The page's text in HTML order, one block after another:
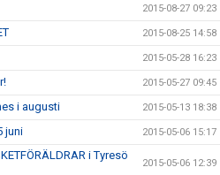
2015-08-27 09:23
2015-08-25 14:58
2015-05-28 16:23
2015-05-27 09:45
i augusti 2015-05-13 18:38
juni 2015-05-06 15:17
i Tyresö
2015-05-06 12:39